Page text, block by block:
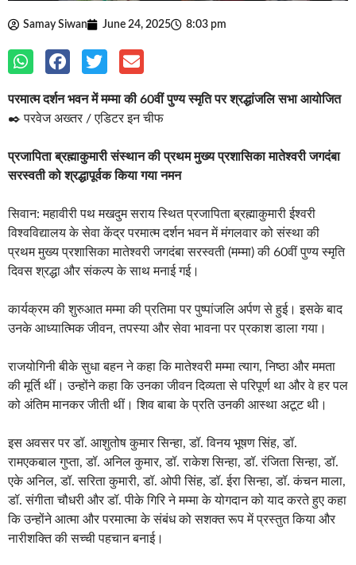
Samay Siwan June 24, 2025 8:03 pm
परमात्म दर्शन भवन में मम्मा की 60वीं पुण्य स्मृति पर श्रद्धांजलि सभा आयोजित
✒️ परवेज अख्तर / एडिटर इन चीफ
प्रजापिता ब्रह्माकुमारी संस्थान की प्रथम मुख्य प्रशासिका मातेश्वरी जगदंबा
सरस्वती को श्रद्धापूर्वक किया गया नमन
सिवान: महावीरी पथ मखदुम सराय स्थित प्रजापिता ब्रह्माकुमारी ईश्वरी
विश्वविद्यालय के सेवा केंद्र परमात्म दर्शन भवन में मंगलवार को संस्था की
प्रथम मुख्य प्रशासिका मातेश्वरी जगदंबा सरस्वती (मम्मा) की 60वीं पुण्य स्मृति
दिवस श्रद्धा और संकल्प के साथ मनाई गई।
कार्यक्रम की शुरुआत मम्मा की प्रतिमा पर पुष्पांजलि अर्पण से हुई। इसके बाद
उनके आध्यात्मिक जीवन, तपस्या और सेवा भावना पर प्रकाश डाला गया।
राजयोगिनी बीके सुधा बहन ने कहा कि मातेश्वरी मम्मा त्याग, निष्ठा और ममता
की मूर्ति थीं। उन्होंने कहा कि उनका जीवन दिव्यता से परिपूर्ण था और वे हर पल
को अंतिम मानकर जीती थीं। शिव बाबा के प्रति उनकी आस्था अटूट थी।
इस अवसर पर डॉ. आशुतोष कुमार सिन्हा, डॉ. विनय भूषण सिंह, डॉ.
रामएकबाल गुप्ता, डॉ. अनिल कुमार, डॉ. राकेश सिन्हा, डॉ. रंजिता सिन्हा, डॉ.
एके अनिल, डॉ. सरिता कुमारी, डॉ. ओपी सिंह, डॉ. ईरा सिन्हा, डॉ. कंचन माला,
डॉ. संगीता चौधरी और डॉ. पीके गिरि ने मम्मा के योगदान को याद करते हुए कहा
कि उन्होंने आत्मा और परमात्मा के संबंध को सशक्त रूप में प्रस्तुत किया और
नारीशक्ति की सच्ची पहचान बनाई।